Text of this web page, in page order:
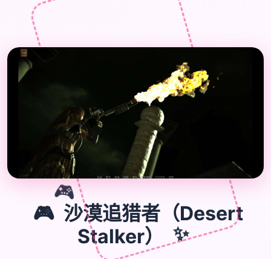
🎮
🎮 沙漠追猎者（Desert
Stalker）
✨